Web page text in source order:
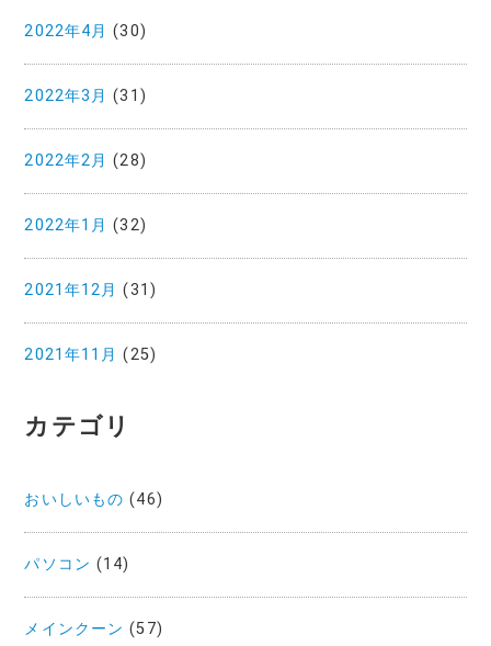
2022年4月 (30)
2022年3月 (31)
2022年2月 (28)
2022年1月 (32)
2021年12月 (31)
2021年11月 (25)
カテゴリ
おいしいもの (46)
パソコン (14)
メインクーン (57)